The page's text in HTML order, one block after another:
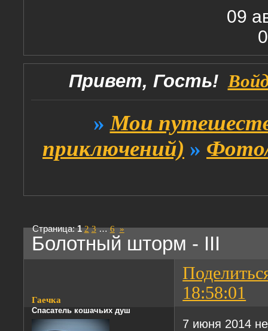
09
Привет, Гость!
» Мои
приключений) »
Болотный шторм - III
Страница:1 2 3 … 6 »
18:58:01
Гаечка
Спасатель кошачьих душ
7 июня 2014